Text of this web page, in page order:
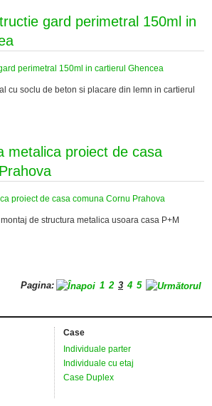
gard perimetral 150ml in
cu soclu de beton si placare din lemn in cartierul
metalica proiect de casa
de structura metalica usoara casa P+M
Pagina: 1 2 3 4 5
Case
Individuale parter
Individuale cu etaj
Case Duplex